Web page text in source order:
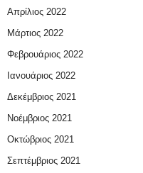
Απρίλιος 2022
Μάρτιος 2022
Φεβρουάριος 2022
Ιανουάριος 2022
Δεκέμβριος 2021
Νοέμβριος 2021
Οκτώβριος 2021
Σεπτέμβριος 2021